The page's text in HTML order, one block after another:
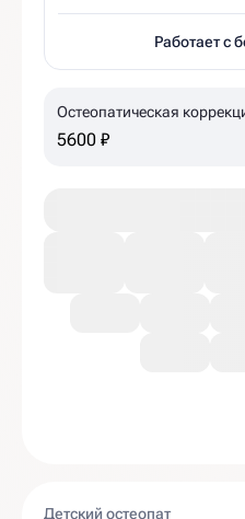
Работает с
Остеопатическая
5600 ₽
Детский остеопат